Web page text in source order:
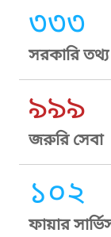
৩৩৩
সরকারি
৯৯৯
জরুরি সেবা
১০২
ফায়ার